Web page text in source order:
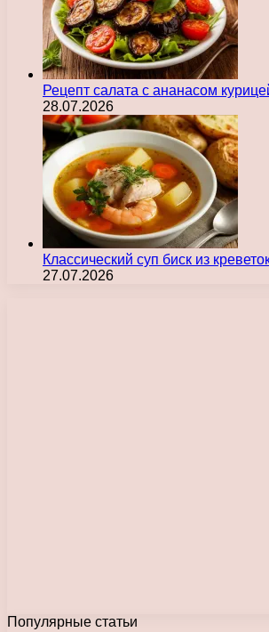
Рецепт салата с ананасом
28.07.2026
Классический суп биск из
27.07.2026
Популярные статьи